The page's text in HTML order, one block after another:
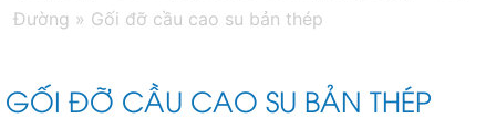
Đường » Gối đỡ cầu cao su bản thép
GỐI ĐỠ CẦU CAO SU BẢN THÉP